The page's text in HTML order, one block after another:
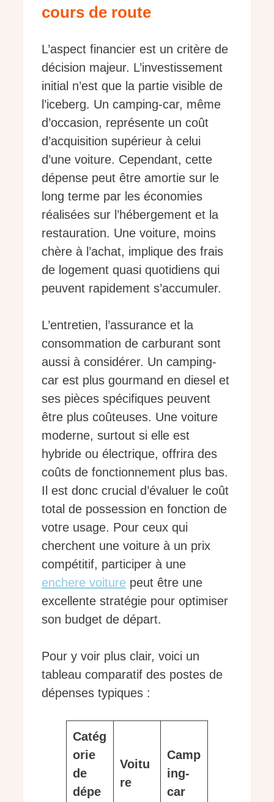
cours de route
L’aspect financier est un critère de
décision majeur. L’investissement
initial n’est que la partie visible de
l’iceberg. Un camping-car, même
d’occasion, représente un coût
d’acquisition supérieur à celui
d’une voiture. Cependant, cette
dépense peut être amortie sur le
long terme par les économies
réalisées sur l’hébergement et la
restauration. Une voiture, moins
chère à l’achat, implique des frais
de logement quasi quotidiens qui
peuvent rapidement s’accumuler.
L’entretien, l’assurance et la
consommation de carburant sont
aussi à considérer. Un camping-
car est plus gourmand en diesel et
ses pièces spécifiques peuvent
être plus coûteuses. Une voiture
moderne, surtout si elle est
hybride ou électrique, offrira des
coûts de fonctionnement plus bas.
Il est donc crucial d’évaluer le coût
total de possession en fonction de
votre usage. Pour ceux qui
cherchent une voiture à un prix
compétitif, participer à une
enchere voiture peut être une
excellente stratégie pour optimiser
son budget de départ.
Pour y voir plus clair, voici un
tableau comparatif des postes de
dépenses typiques :
Catég
orie
de
dépe
Voitu
re
Camp
ing-
car